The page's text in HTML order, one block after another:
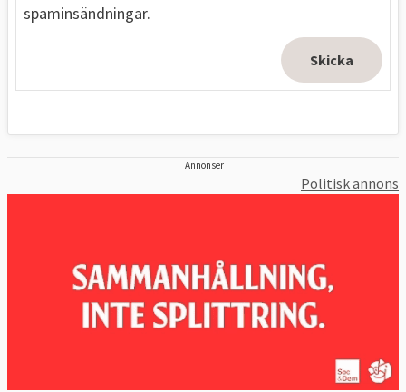
spaminsändningar.
Annonser
Politisk annons